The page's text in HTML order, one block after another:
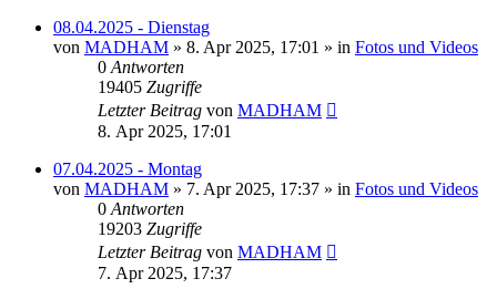
08.04.2025 - Dienstag
von MADHAM » 8. Apr 2025, 17:01 » in Fotos und Videos
0 Antworten
19405 Zugriffe
Letzter Beitrag von MADHAM
8. Apr 2025, 17:01
07.04.2025 - Montag
von MADHAM » 7. Apr 2025, 17:37 » in Fotos und Videos
0 Antworten
19203 Zugriffe
Letzter Beitrag von MADHAM
7. Apr 2025, 17:37